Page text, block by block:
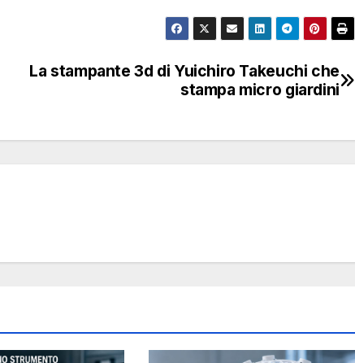
La stampante 3d di Yuichiro Takeuchi che
stampa micro giardini